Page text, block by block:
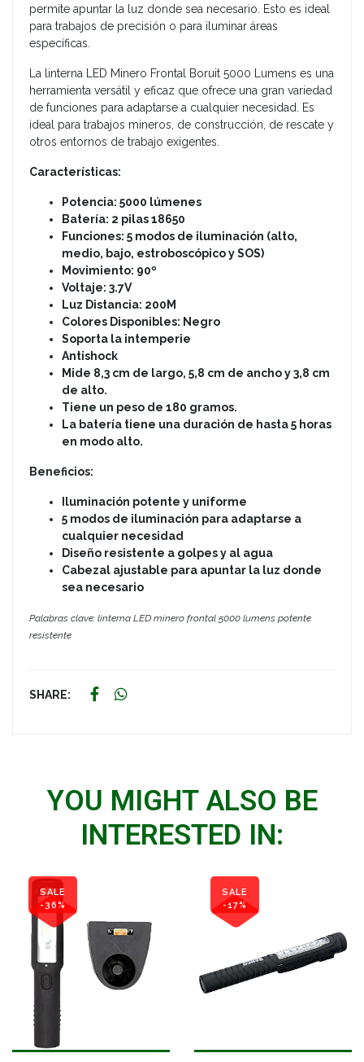
permite apuntar la luz donde sea necesario. Esto es ideal
para trabajos de precisión o para iluminar áreas
específicas.
La linterna LED Minero Frontal Boruit 5000 Lumens es una
herramienta versátil y eficaz que ofrece una gran variedad
de funciones para adaptarse a cualquier necesidad. Es
ideal para trabajos mineros, de construcción, de rescate y
otros entornos de trabajo exigentes.
Características:
Potencia: 5000 lúmenes
Batería: 2 pilas 18650
Funciones: 5 modos de iluminación (alto,
medio, bajo, estroboscópico y SOS)
Movimiento: 90º
Voltaje: 3.7V
Luz Distancia: 200M
Colores Disponibles: Negro
Soporta la intemperie
Antishock
Mide 8,3 cm de largo, 5,8 cm de ancho y 3,8 cm
de alto.
Tiene un peso de 180 gramos.
La batería tiene una duración de hasta 5 horas
en modo alto.
Beneficios:
Iluminación potente y uniforme
5 modos de iluminación para adaptarse a
cualquier necesidad
Diseño resistente a golpes y al agua
Cabezal ajustable para apuntar la luz donde
sea necesario
Palabras clave: linterna LED minero frontal 5000 lumens potente
resistente
SHARE:
YOU MIGHT ALSO BE
INTERESTED IN:
SALE
-36%
SALE
-17%